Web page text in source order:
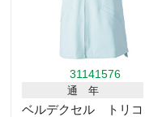
31141576
通 年
ベルデクセル トリコ